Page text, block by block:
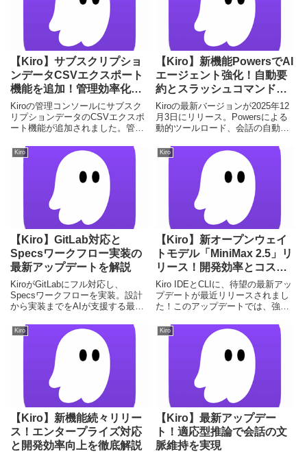
【Kiro】サブスクリプショ
ンデータCSVエクスポート
機能を追加！管理効率化を
解説
Kiroの管理コンソールにサブスク
リプションデータのCSVエクスポ
ート機能が追加されました。管理
徹底解説します。
【Kiro】新機能PowersでAI
エージェント強化！自動要
約とスラッシュコマンド
【2025年最新】
Kiroの最新バージョンが2025年12
月3日にリリース。Powersによる
動的ツールロード、会話の自動要
と利用がさらに進化します。
Kiro
【Kiro】GitLab対応と
Specsワークフロー実装の
最新アップデートを解説
KiroがGitLabにフル対応し、
Specsワークフローを実装。設計
から実装までをAIが支援する最新
す。
Kiro
【Kiro】新オープンウェイ
トモデル「MiniMax 2.5」リ
リース！開発効率とコスト
を革新
Kiro IDEとCLIに、待望の最新アッ
プデートが最近リリースされまし
た！このアップデートでは、強力
「MiniMax 2.5」が実験的に導入さ
れ、開発者の生産性とコスト効率
を劇的に向上させる可能性を秘め
Kiro
【Kiro】新機能続々リリー
ス！エンタープライズ対応
と開発効率向上を徹底解説
Kiro
【Kiro】最新アップデー
ト！適応型推論で会話の文
脈維持を実現